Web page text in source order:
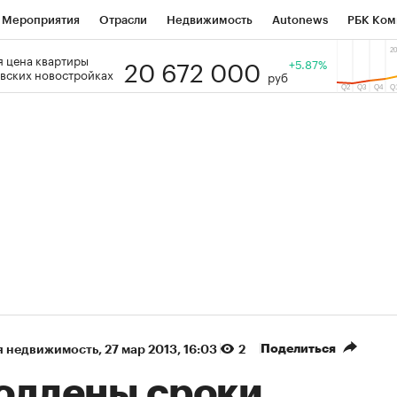
Мероприятия Отрасли Недвижимость Autonews РБК
РБК Образование Тренды
цена квартиры
новостройках
20 672 000 руб
+5.87%
недвижимость⁠, 27 мар 2013, 16:03 2 Поделиться